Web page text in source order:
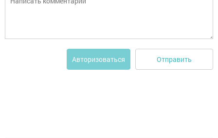
Авторизоваться Отправить